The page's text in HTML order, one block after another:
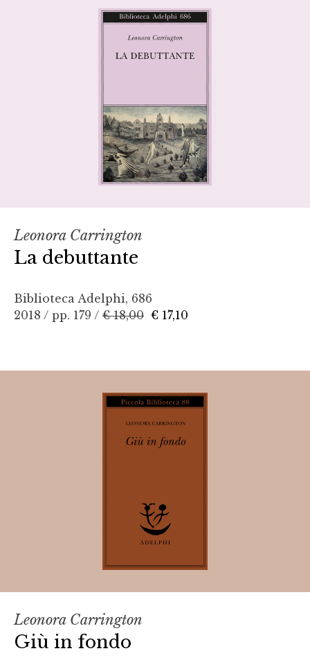
Leonora Carrington
La debuttante
Biblioteca Adelphi, 686
2018 / pp. 179 / € 18,00 € 17,10
Leonora Carrington
Giù in fondo